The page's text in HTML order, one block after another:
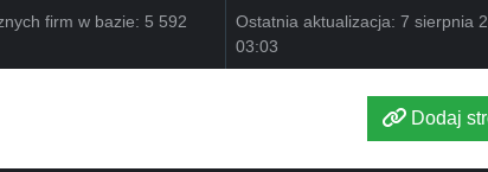
firm w bazie: 5 592
Ostatnia aktualizacja: 7 sierpnia
03:03
Dodaj